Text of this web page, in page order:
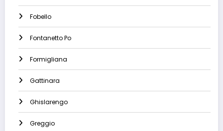
Fobello
Fontanetto Po
Formigliana
Gattinara
Ghislarengo
Greggio